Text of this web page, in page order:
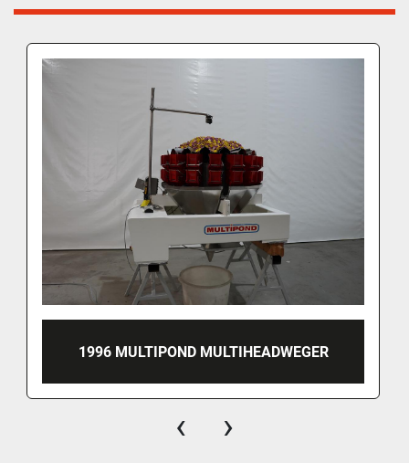
1996 MULTIPOND MULTIHEADWEGER
‹ ›